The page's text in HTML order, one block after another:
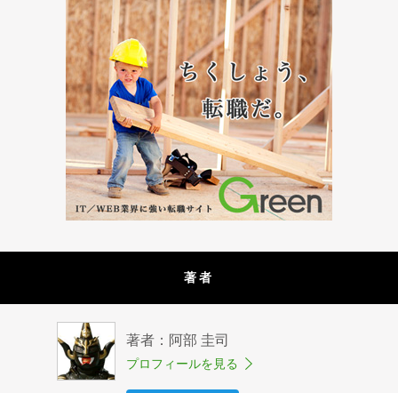
著者
著者：阿部 圭司
プロフィールを見る